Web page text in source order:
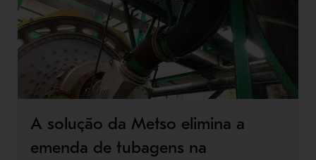
A solução da Metso elimina a
emenda de tubagens na